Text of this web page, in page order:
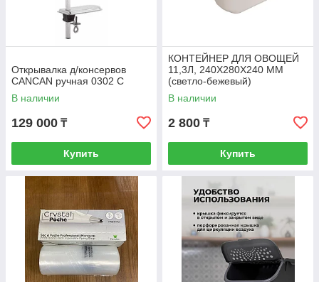
Открывалка д/консервов
CANCAN ручная 0302 С
В наличии
129 000 ₸
Купить
КОНТЕЙНЕР ДЛЯ ОВОЩЕЙ
11,3Л, 240Х280Х240 ММ
(светло-бежевый)
В наличии
2 800 ₸
Купить